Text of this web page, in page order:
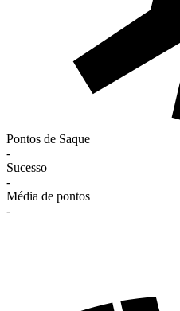
Pontos de Saque
-
Sucesso
-
Média de pontos
-